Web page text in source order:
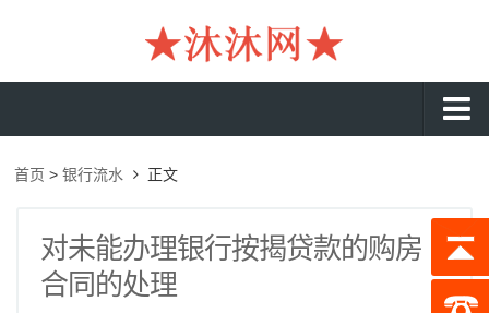
工资流水
入职流水
首页 >银行流水 正文
对未能办理银行按揭贷款的购房
合同的处理